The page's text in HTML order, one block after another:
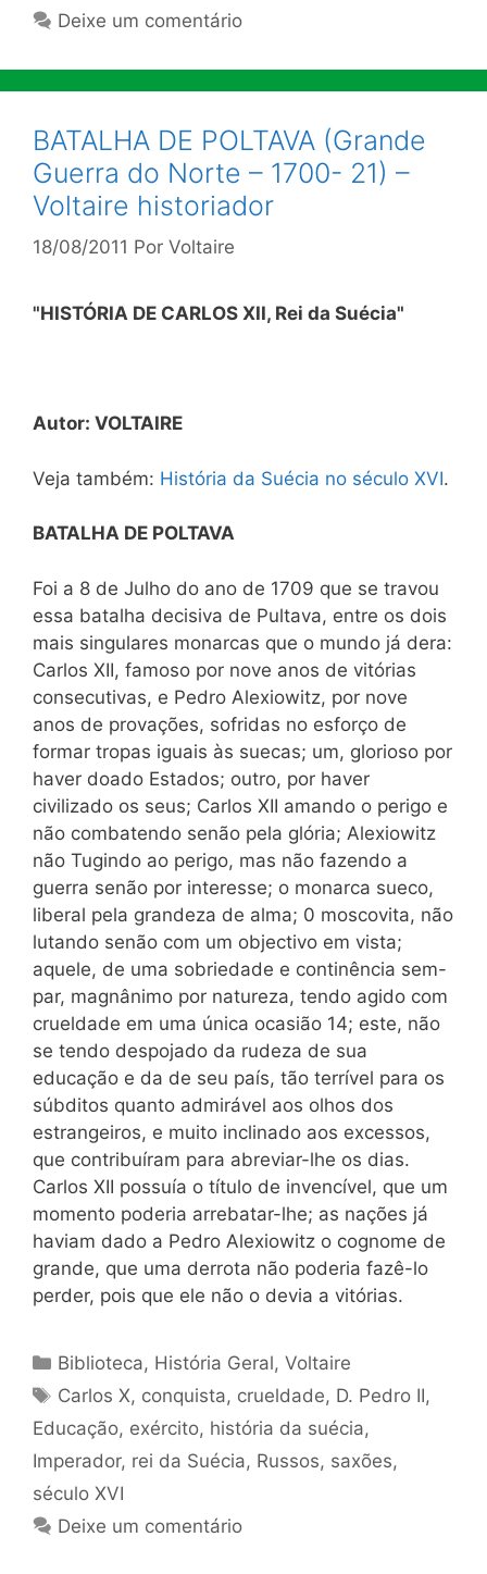
Deixe um comentário
BATALHA DE POLTAVA (Grande
Guerra do Norte – 1700- 21) –
Voltaire historiador
18/08/2011 Por Voltaire
"HISTÓRIA DE CARLOS XII, Rei da Suécia"
Autor: VOLTAIRE
Veja também: História da Suécia no século XVI.
BATALHA DE POLTAVA
Foi a 8 de Julho do ano de 1709 que se travou
essa batalha decisiva de Pultava, entre os dois
mais singulares monarcas que o mundo já dera:
Carlos XII, famoso por nove anos de vitórias
consecutivas, e Pedro Alexiowitz, por nove
anos de provações, sofridas no esforço de
formar tropas iguais às suecas; um, glorioso por
haver doado Estados; outro, por haver
civilizado os seus; Carlos XII amando o perigo e
não combatendo senão pela glória; Alexiowitz
não Tugindo ao perigo, mas não fazendo a
guerra senão por interesse; o monarca sueco,
liberal pela grandeza de alma; 0 moscovita, não
lutando senão com um objectivo em vista;
aquele, de uma sobriedade e continência sem-
par, magnânimo por natureza, tendo agido com
crueldade em uma única ocasião 14; este, não
se tendo despojado da rudeza de sua
educação e da de seu país, tão terrível para os
súbditos quanto admirável aos olhos dos
estrangeiros, e muito inclinado aos excessos,
que contribuíram para abreviar-lhe os dias.
Carlos XII possuía o título de invencível, que um
momento poderia arrebatar-lhe; as nações já
haviam dado a Pedro Alexiowitz o cognome de
grande, que uma derrota não poderia fazê-lo
perder, pois que ele não o devia a vitórias.
Categorias
Biblioteca, História Geral,Voltaire
Tags
Carlos X, conquista, crueldade, D. Pedro II,
Educação, exército, história da suécia,
Imperador, rei da Suécia, Russos, saxões,
século XVI
Deixe um comentário